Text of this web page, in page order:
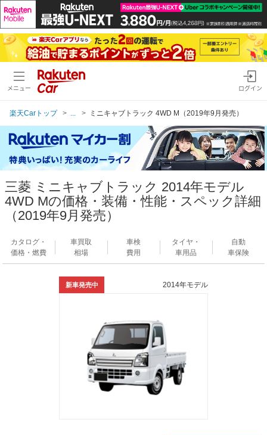
メニュー ログイン
楽天Carトップ ミニキャブトラック 4WD M（2019年9月発売）
三菱 ミニキャブトラック 2014年モデル
4WD Mの価格・装備・性能・スペック詳細
（2019年9月発売）
カタログ・
価格・燃費
車買取
相場
車検
費用
タイヤ・
車用品
自動
車保険
新車発売中 2014年モデル